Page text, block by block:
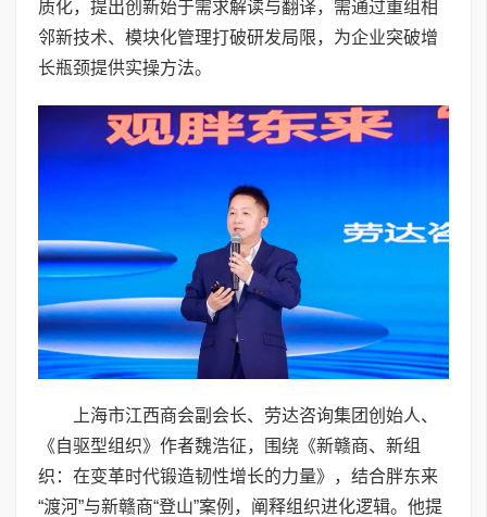
质化，提出创新始于需求解读与翻译，需通过重组相
邻新技术、模块化管理打破研发局限，为企业突破增
长瓶颈提供实操方法。
上海市江西商会副会长、劳达咨询集团创始人、
《自驱型组织》作者魏浩征，围绕《新赣商、新组
织：在变革时代锻造韧性增长的力量》，结合胖东来
“渡河”与新赣商“登山”案例，阐释组织进化逻辑。他提